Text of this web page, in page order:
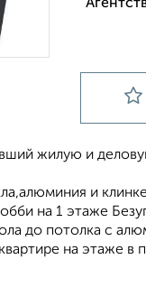
жилую и
и
на 1 этаже
до потолка с
на этаже в